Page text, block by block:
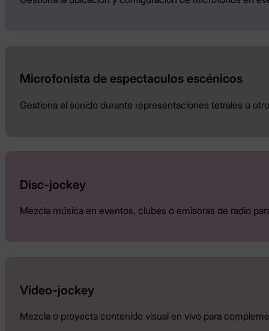
Microfonista de espectaculos escénicos
Gestiona el sonido durante representaciones tetrales u
Disc-jockey
Mezcla música en eventos, clubes o emisoras de radio
Video-jockey
Mezcla o proyecta contenido visual en vivo para